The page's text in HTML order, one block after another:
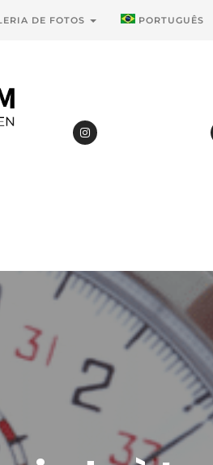
DE FOTOS PORTUGUÊS